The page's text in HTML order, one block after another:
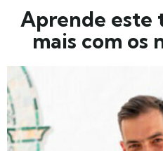
Aprende este
mais com os